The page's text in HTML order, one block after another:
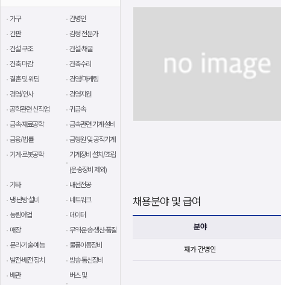
가구
간병인
간판
감정 전문가
건설 구조
건설·채굴
건축 마감
건축수리
결혼 및 웨딩
경영/마케팅
경영/인사
경영지원
공학관련 신직업
귀금속
금속·재료공학
금속관련 기계·설비
금융/법률
금형원 및 공작기계
기계·로봇공학
기계장비 설치/조립
(운송장비 제외)
기타
내선전공
냉·난방 설비
네트워크
농림어업
데이터
매장
무역·운송·생산·품질
문리·기술·예능
물품이동장비
발전·배전 장치
방송·통신장비
배관
버스 및
채용분야 및 급여
분야
재가 간병인